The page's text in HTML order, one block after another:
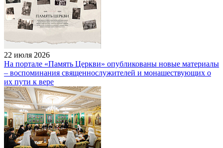
22 июля 2026
На портале «Память Церкви» опубликованы новые материалы
– воспоминания священнослужителей и монашествующих о
их пути к вере